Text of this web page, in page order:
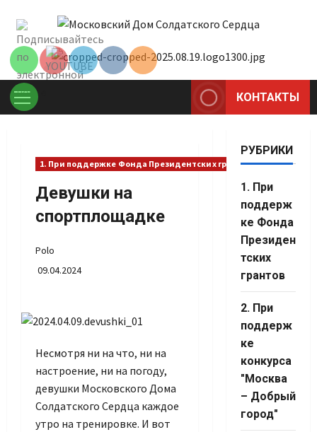
содержимому
Основное
КОНТАКТЫ
1. При поддержке Фонда Президентских грантов
Девушки на
спортплощадке
Polo
09.04.2024
Несмотря ни на что, ни на
настроение, ни на погоду,
девушки Московского Дома
Солдатского Сердца каждое
утро на тренировке. И вот
РУБРИКИ
1. При
поддерж
ке Фонда
Президен
тских
грантов
2. При
поддерж
ке
конкурса
"Москва
– Добрый
город"
Channel ID
Set Youtube
Channel ID